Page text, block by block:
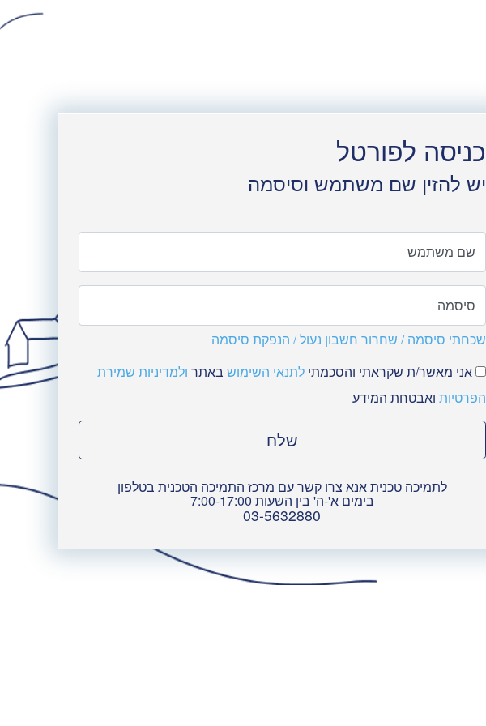
כניסה לפורטל
יש להזין שם משתמש וסיסמה
שם משתמש
סיסמה
שכחתי סיסמה / שחרור חשבון נעול / הנפקת סיסמה
אני מאשר/ת שקראתי והסכמתי לתנאי השימוש באתר ולמדיניות שמירת
הפרטיות ואבטחת המידע
שלח
לתמיכה טכנית אנא צרו קשר עם מרכז התמיכה הטכנית בטלפון
בימים א'-ה' בין השעות 7:00-17:00
03-5632880